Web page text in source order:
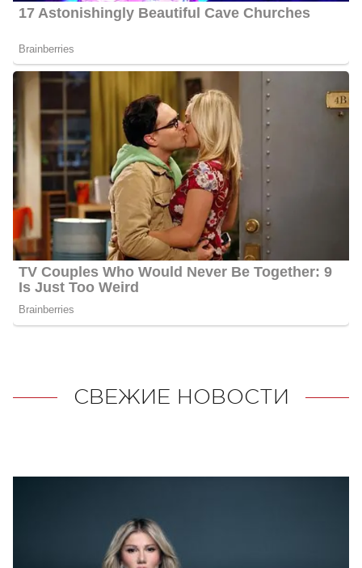
СВЕЖИЕ НОВОСТИ